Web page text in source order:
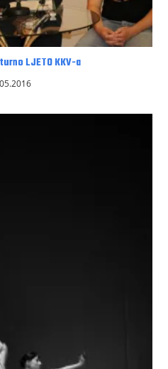
LJETO KKV-a